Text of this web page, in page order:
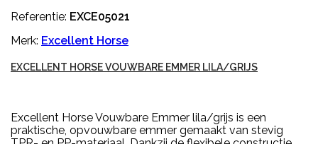
Referentie: EXCE05021
Merk: Excellent Horse
EXCELLENT HORSE VOUWBARE EMMER LILA/GRIJS
Excellent Horse Vouwbare Emmer lila/grijs is een
praktische, opvouwbare emmer gemaakt van stevig